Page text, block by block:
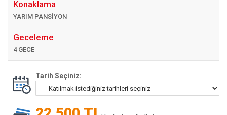
Konaklama
YARIM PANSİYON
Geceleme
4 GECE
Tarih Seçiniz: